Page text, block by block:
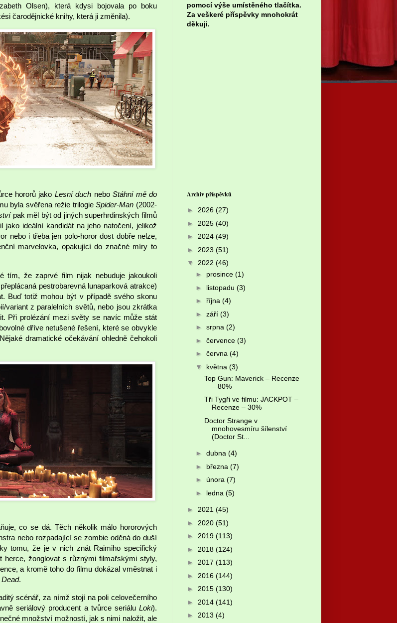
Olsen), která kdysi bojovala po boku
čarodějnické knihy, která ji změnila).
hororů jako Lesní duch neboStáhni mě do
byla svěřena režie trilogieSpider-Man (2002-
pak měl být od jiných superhrdinských filmů
ideální kandidát na jeho natočení, jelikož
nebo i třeba jen polo-horor dost dobře nelze,
marvelovka, opakující do značné míry to
tím, že zaprvé film nijak nebuduje jakoukoli
pestrobarevná lunaparková atrakce)
Buď totiž mohou být v případě svého skonu
variant z paralelních světů, nebo jsou zkrátka
Při prolézání mezi světy se navíc může stát
dříve netušené řešení, které se obvykle
dramatické očekávání ohledně čehokoli
co se dá. Těch několik málo hororových
nebo rozpadající se zombie oděná do duší
tomu, že je v nich znát Raimiho specifický
žonglovat s různými filmařskými styly,
a kromě toho do filmu dokázal vměstnat i
.
scénář, za nímž stojí na poli celovečerního
seriálový producent a tvůrce seriálu Loki).
množství možností, jak s nimi naložit, ale
pomocí výše umístěného tlačítka.
Za veškeré příspěvky mnohokrát
děkuji.
Archiv příspěvků
► 2026 (27)
► 2025 (40)
► 2024 (49)
► 2023 (51)
▼ 2022 (46)
► prosince (1)
► listopadu (3)
► října (4)
► září (3)
► srpna (2)
► července (3)
► června (4)
▼ května (3)
Top Gun: Maverick – Recenze
– 80%
Tři Tygři ve filmu: JACKPOT –
Recenze – 30%
Doctor Strange v
mnohovesmíru šílenství
(Doctor St...
► dubna (4)
► března (7)
► února (7)
► ledna (5)
► 2021 (45)
► 2020 (51)
► 2019 (113)
► 2018 (124)
► 2017 (113)
► 2016 (144)
► 2015 (130)
► 2014 (141)
► 2013 (4)